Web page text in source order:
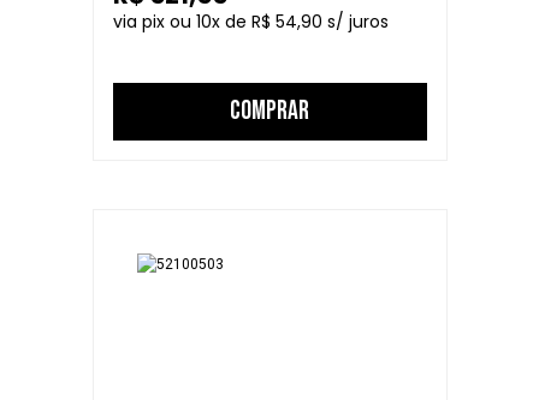
10
R$ 54,90
COMPRAR